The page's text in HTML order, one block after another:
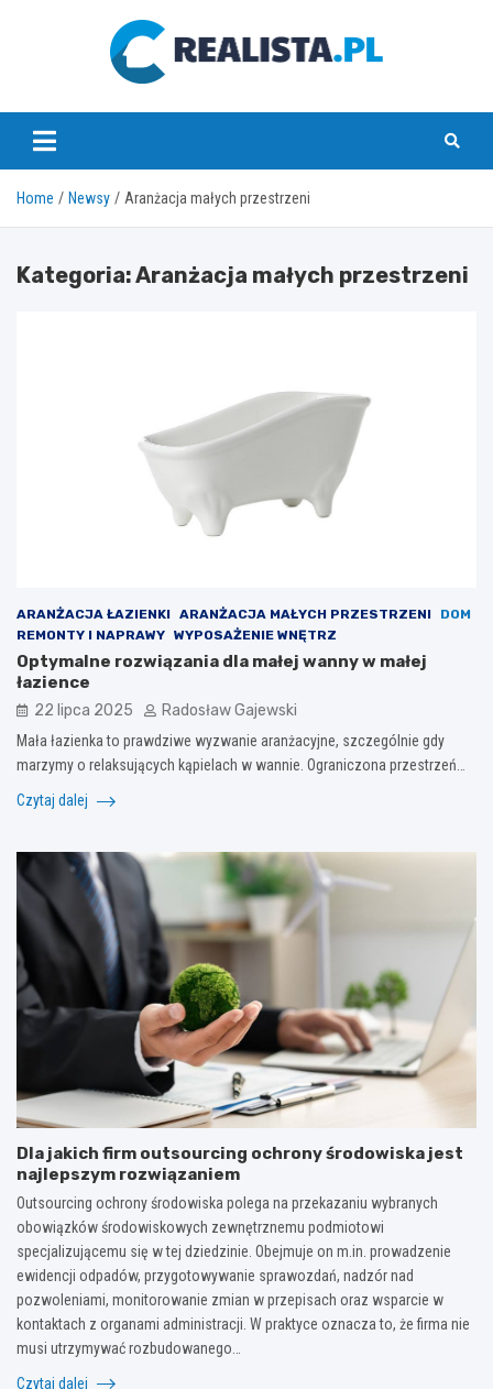
realista.pl
Home Newsy Aranżacja małych przestrzeni
Kategoria:Aranżacja małych przestrzeni
ARANŻACJA ŁAZIENKI ARANŻACJA MAŁYCH PRZESTRZENI
DOM
REMONTY I NAPRAWY WYPOSAŻENIE WNĘTRZ
Optymalne rozwiązania dla małej wanny w małej
łazience
22 lipca 2025 Radosław Gajewski
Mała łazienka to prawdziwe wyzwanie aranżacyjne, szczególnie gdy
marzymy o relaksujących kąpielach w wannie. Ograniczona przestrzeń…
Czytaj dalej
Dla jakich firm outsourcing ochrony środowiska jest
najlepszym rozwiązaniem
Outsourcing ochrony środowiska polega na przekazaniu wybranych
obowiązków środowiskowych zewnętrznemu podmiotowi
specjalizującemu się w tej dziedzinie. Obejmuje on m.in. prowadzenie
ewidencji odpadów, przygotowywanie sprawozdań, nadzór nad
pozwoleniami, monitorowanie zmian w przepisach oraz wsparcie w
kontaktach z organami administracji. W praktyce oznacza to, że firma nie
musi utrzymywać rozbudowanego…
Czytaj dalej